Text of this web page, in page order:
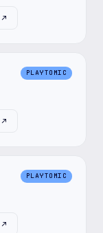
↗
PLAYTOMIC
↗
PLAYTOMIC
↗